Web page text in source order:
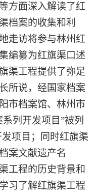
方面深入解读了红
档案的收集和利
走访将参与林州红
编纂为红旗渠口述
渠工程提供了弥足
所说，经国家档案
市档案馆、林州市
列开发项目”被列
项目；同时红旗渠
案文献遗产名
工程的历史背景和
习了解红旗渠工程